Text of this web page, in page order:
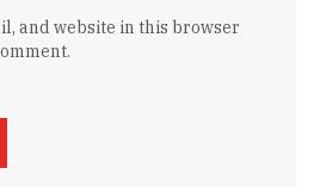
and website in this browser